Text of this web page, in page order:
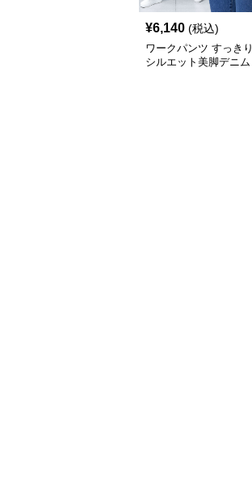
¥6,140 (税込)
ワークパンツ すっきり
シルエット美脚デニム